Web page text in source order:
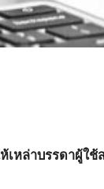
ห้เหล่าบรรดาผู้ใ